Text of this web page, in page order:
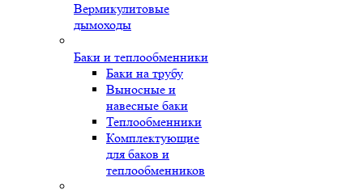
Вермикулитовые
дымоходы
Баки и теплообменники
Баки на трубу
Выносные и
навесные баки
Теплообменники
Комплектующие
для баков и
теплообменников